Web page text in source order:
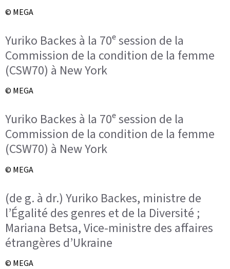
© MEGA
Yuriko Backes à la 70ᵉ session de la
Commission de la condition de la femme
(CSW70) à New York
© MEGA
Yuriko Backes à la 70ᵉ session de la
Commission de la condition de la femme
(CSW70) à New York
© MEGA
(de g. à dr.) Yuriko Backes, ministre de
l’Égalité des genres et de la Diversité ;
Mariana Betsa, Vice-ministre des affaires
étrangères d’Ukraine
© MEGA